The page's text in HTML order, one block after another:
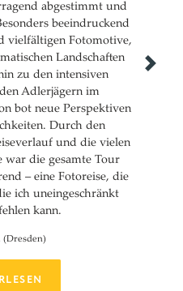
abgestimmt und
beeindruckend
vielfältigen Fotomotive,
Landschaften
zu den intensiven
Adlerjägern im
bot neue Perspektiven
Durch den
und die vielen
war die gesamte Tour
– eine Fotoreise, die
ich uneingeschränkt
kann.
(Dresden)